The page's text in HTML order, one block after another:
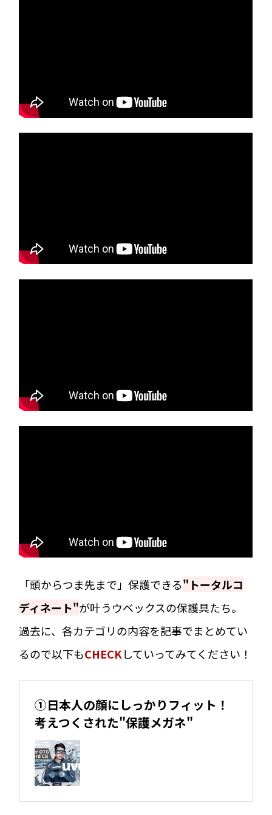
「頭からつま先まで」保護できる"トータルコ
ディネート"が叶うウベックスの保護具たち。
過去に、各カテゴリの内容を記事でまとめてい
るので以下もCHECKしていってみてください！
①日本人の顔にしっかりフィット！
考えつくされた"保護メガネ"